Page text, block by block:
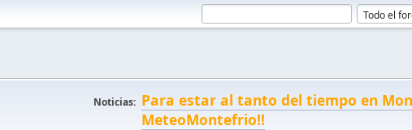
Noticias: Para estar al tanto del tiempo en
MeteoMontefrio!!